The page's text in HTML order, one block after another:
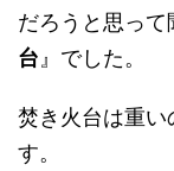
だろうと思っ
台 』でした。
焚き火台は重
す。